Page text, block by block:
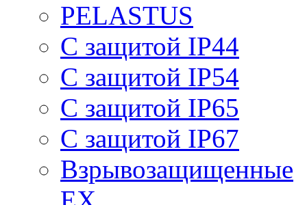
PELASTUS
С защитой IP44
С защитой IP54
С защитой IP65
С защитой IP67
Взрывозащищенные